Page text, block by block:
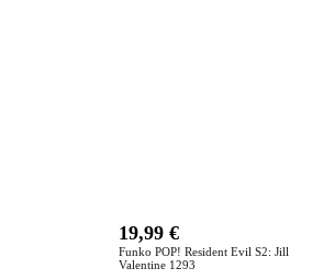
Funko POP! Resident Evil S2: Jill
Valentine 1293
19,99€